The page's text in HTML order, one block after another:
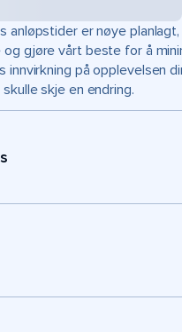
anløpstider er nøye
gjøre vårt beste for å
innvirkning på opplevelsen
skje en endring.